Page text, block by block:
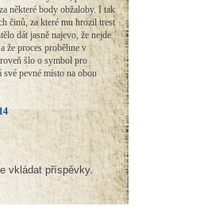
některé body obžaloby. I tak
činů, za které mu hrozil trest
dát jasně najevo, že nejde
že proces proběhne v
šlo o symbol pro
své pevné místo na obou
vkládat příspěvky.